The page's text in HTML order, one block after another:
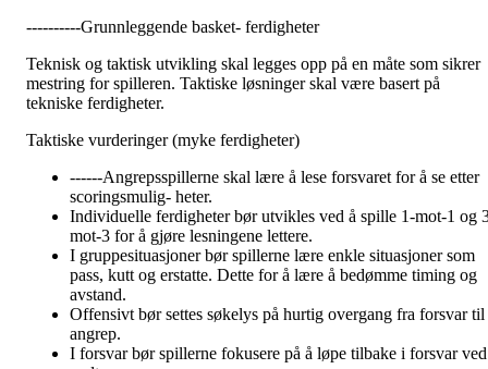
----------Grunnleggende basket- ferdigheter
Teknisk og taktisk utvikling skal legges opp på en måte som sikrer
mestring for spilleren. Taktiske løsninger skal være basert på
tekniske ferdigheter.
Taktiske vurderinger (myke ferdigheter)
------Angrepsspillerne skal lære å lese forsvaret for å se etter
scoringsmulig- heter.
Individuelle ferdigheter bør utvikles ved å spille 1-mot-1 og
mot-3 for å gjøre lesningene lettere.
I gruppesituasjoner bør spillerne lære enkle situasjoner som
pass, kutt og erstatte. Dette for å lære å bedømme timing og
avstand.
Offensivt bør settes søkelys på hurtig overgang fra forsvar til
angrep.
I forsvar bør spillerne fokusere på å løpe tilbake i forsvar ved